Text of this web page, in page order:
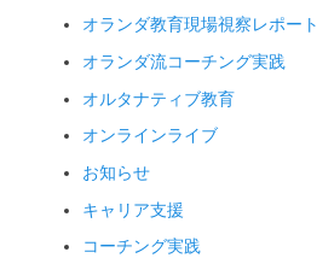
オランダ教育現場視察レポート
オランダ流コーチング実践
オルタナティブ教育
オンラインライブ
お知らせ
キャリア支援
コーチング実践